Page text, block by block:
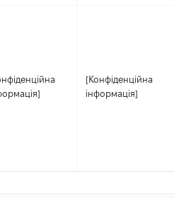
[Конфіденційна
інформація]